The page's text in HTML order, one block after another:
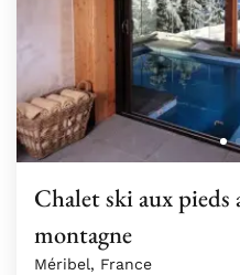
Chalet ski aux pieds
montagne
Méribel, France